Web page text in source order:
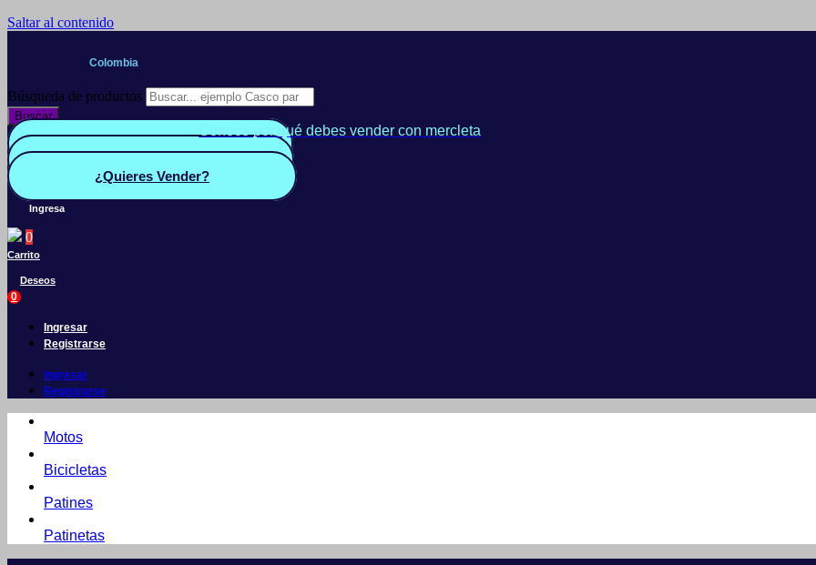
Saltar al contenido
Colombia
Búsqueda de productos
Buscar
Conoce por qué debes vender con mercleta
¿Quieres Vender?
Ingresa
0
Carrito
Deseos
0
Ingresar
Registrarse
Ingresar
Registrarse
Motos
Bicicletas
Patines
Patinetas